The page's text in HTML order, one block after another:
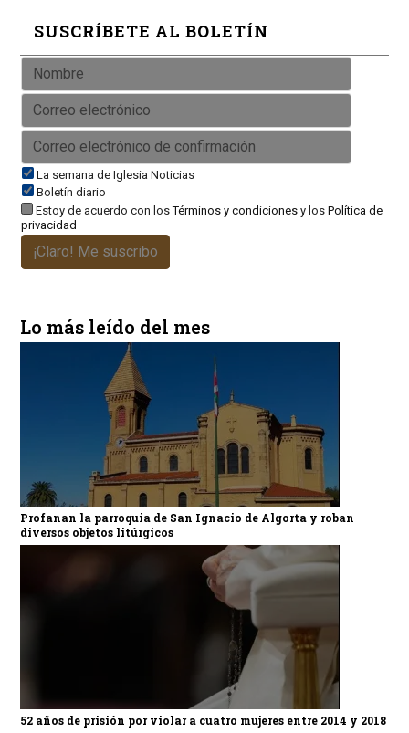
SUSCRÍBETE AL BOLETÍN
La semana de Iglesia Noticias
Boletín diario
Estoy de acuerdo con losTérminos y condicionesy los Política de
privacidad
¡Claro! Me suscribo
Lo más leído del mes
Profanan la parroquia de San Ignacio de Algorta y roban
diversos objetos litúrgicos
52 años de prisión por violar a cuatro mujeres entre 2014 y 2018